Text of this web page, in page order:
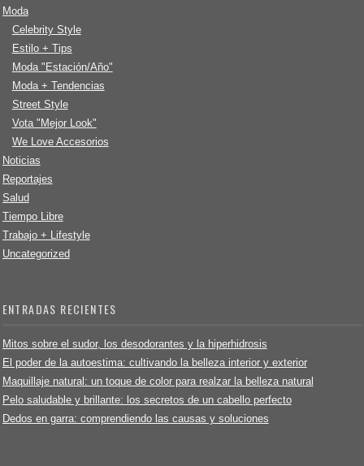
Moda
Celebrity Style
Estilo + Tips
Moda "Estación/Año"
Moda + Tendencias
Street Style
Vota "Mejor Look"
We Love Accesorios
Noticias
Reportajes
Salud
Tiempo Libre
Trabajo + Lifestyle
Uncategorized
ENTRADAS RECIENTES
Mitos sobre el sudor, los desodorantes y la hiperhidrosis
El poder de la autoestima: cultivando la belleza interior y exterior
Maquillaje natural: un toque de color para realzar la belleza natural
Pelo saludable y brillante: los secretos de un cabello perfecto
Dedos en garra: comprendiendo las causas y soluciones